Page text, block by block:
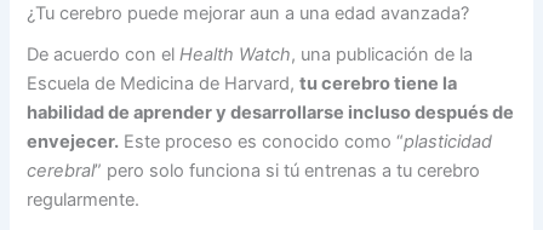
¿Tu cerebro puede mejorar aun a una edad avanzada?
De acuerdo con elHealth Watch, una publicación de la
Escuela de Medicina de Harvard,tu cerebro tiene la
habilidad de aprender y desarrollarse incluso después de
envejecer. Este proceso es conocido como “plasticidad
cerebral” pero solo funciona si tú entrenas a tu cerebro
regularmente.